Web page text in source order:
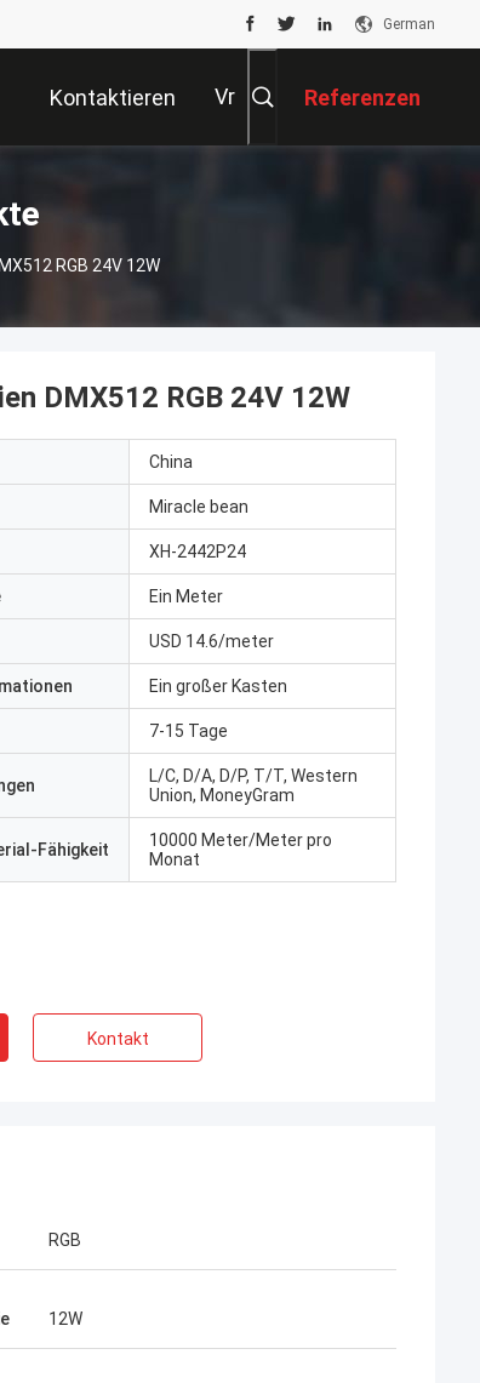
German
Kontaktieren Vr Referenzen
RGB 24V 12W
DMX512 RGB 24V 12W
China
Miracle bean
XH-2442P24
Ein Meter
USD 14.6/meter
Ein großer Kasten
7-15 Tage
L/C, D/A, D/P, T/T, Western
Union, MoneyGram
Fähigkeit
10000 Meter/Meter pro
Monat
Kontakt
RGB
12W